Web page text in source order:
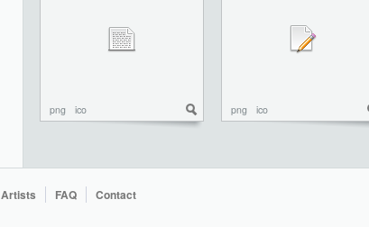
png ico png ico
Artists FAQ Contact